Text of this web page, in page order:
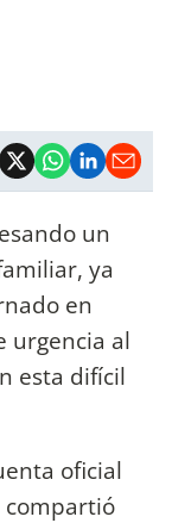
un
ya
en
urgencia al
esta difícil
oficial
compartió